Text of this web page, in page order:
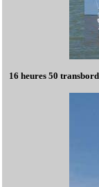
16 heures 50